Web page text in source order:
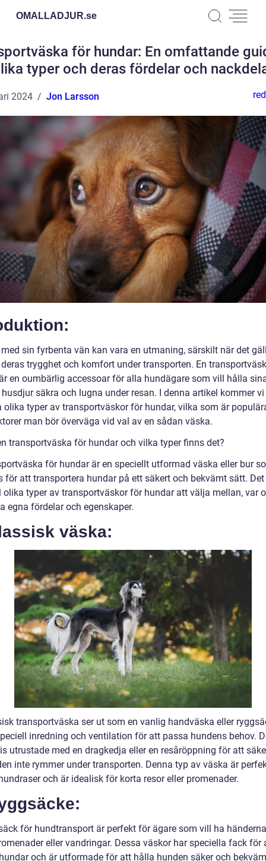
OMALLADJUR.se
för hundar: En omfattande
typer och deras fördelar och
2024 Jon Larsson
sin fyrbenta vän kan vara en utmaning, särskilt när det
trygghet och komfort under transporten. En
en oumbärlig accessoar för alla hundägare som vill hålla
säkra och lugna under resan. I denna artikel kommer
olika typer av transportväskor för hundar, vilka som är
man bör överväga vid val av en sådan väska.
transportväska för hundar och vilka typer finns det?
för hundar är en speciellt utformad väska eller bur
för att transportera hundar på ett säkert och bekvämt sätt.
olika typer av transportväskor för hundar att välja mellan, var
egna fördelar och egenskaper.
väska:
transportväska ser ut som en vanlig handväska eller
inredning och ventilation för att passa hundens behov.
utrustade med en dragkedja eller en resåröppning för att
inte rymmer under transporten. Denna typ av väska är
och är idealisk för korta resor eller promenader.
för hundtransport är perfekt för ägare som vill ha
eller vandringar. Dessa väskor har speciella fack för
och är utformade för att hålla hunden säker och